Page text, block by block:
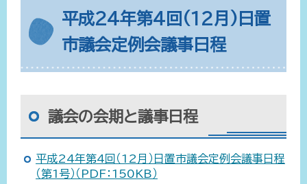
平成24年第4回(12月)日置
市議会定例会議事日程
議会の会期と議事日程
平成24年第4回（12月）日置市議会定例会議事日程
（第1号）（PDF：150KB）